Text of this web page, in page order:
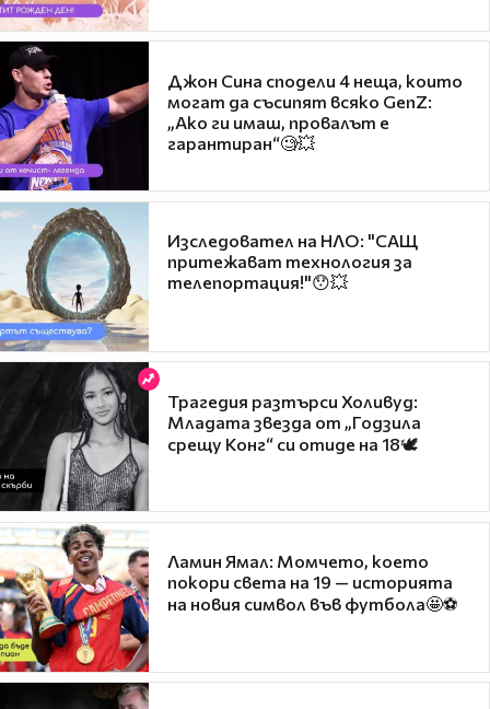
Джон Сина сподели 4 неща, които
могат да съсипят всяко GenZ:
„Ако ги имаш, провалът е
гарантиран“🧐💥
Изследовател на НЛО: "САЩ
притежават технология за
телепортация!"😯💥
Трагедия разтърси Холивуд:
Младата звезда от „Годзила
срещу Конг“ си отиде на 18🕊️
Ламин Ямал: Момчето, което
покори света на 19 — историята
на новия символ във футбола🤩⚽